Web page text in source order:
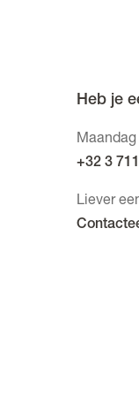
Heb je
Maandag
+32 3
Liever